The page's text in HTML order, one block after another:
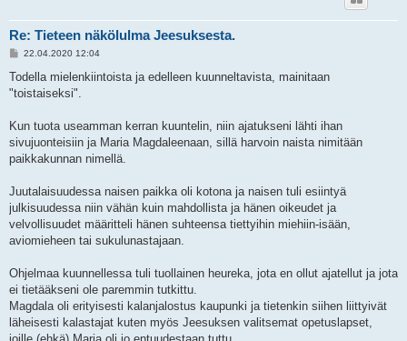
Re: Tieteen näkölulma Jeesuksesta.
V
e
t
22.04.2020 12:04
Todella mielenkiintoista ja edelleen kuunneltavista, mainitaan
"toistaiseksi".
Kun tuota useamman kerran kuuntelin, niin ajatukseni lähti ihan
sivujuonteisiin ja Maria Magdaleenaan, sillä harvoin naista nimitään
paikkakunnan nimellä.
Juutalaisuudessa naisen paikka oli kotona ja naisen tuli esiintyä
julkisuudessa niin vähän kuin mahdollista ja hänen oikeudet ja
velvollisuudet määritteli hänen suhteensa tiettyihin miehiin-isään,
aviomieheen tai sukulunastajaan.
Ohjelmaa kuunnellessa tuli tuollainen heureka, jota en ollut ajatellut ja jota
ei tietääkseni ole paremmin tutkittu.
Magdala oli erityisesti kalanjalostus kaupunki ja tietenkin siihen liittyivät
läheisesti kalastajat kuten myös Jeesuksen valitsemat opetuslapset,